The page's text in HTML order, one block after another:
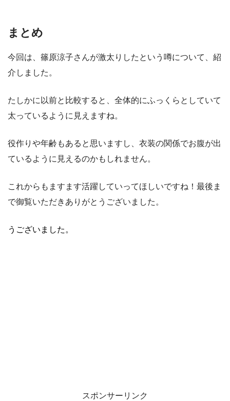
まとめ
今回は、篠原涼子さんが激太りしたという噂について、紹
介しました。
たしかに以前と比較すると、全体的にふっくらとしていて
太っているように見えますね。
役作りや年齢もあると思いますし、衣装の関係でお腹が出
ているように見えるのかもしれません。
これからもますます活躍していってほしいですね！最後ま
で御覧いただきありがとうございました。
うございました。
スポンサーリンク